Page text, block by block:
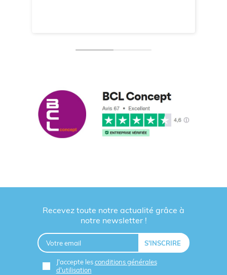
Recevez toute notre actualité grâce à
notre newsletter !
J'accepte lesconditions générales
d'utilisation